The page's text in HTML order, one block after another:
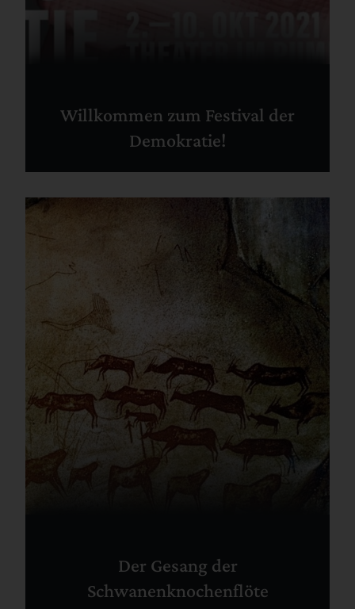
Willkommen zum Festival der
Demokratie!
Der Gesang der
Schwanenknochenflöte